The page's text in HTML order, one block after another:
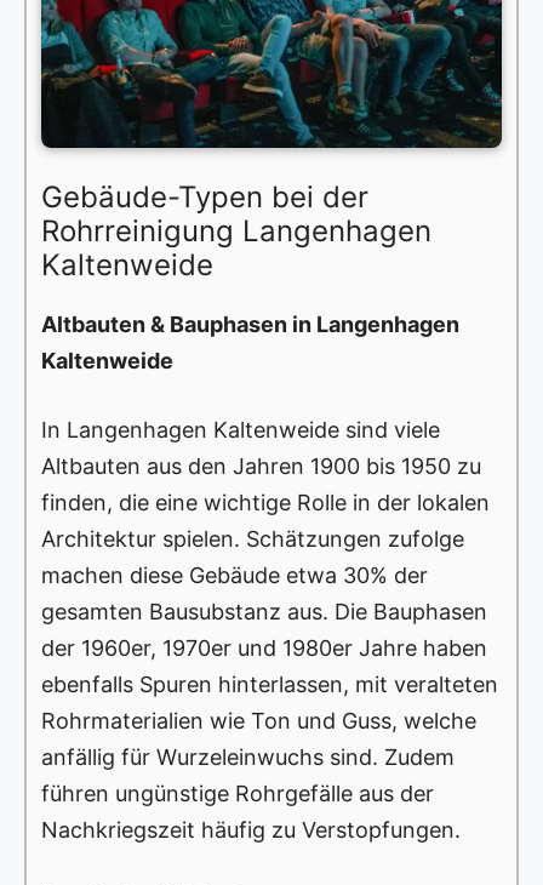
Gebäude-Typen bei der
Rohrreinigung Langenhagen
Kaltenweide
Altbauten & Bauphasen in Langenhagen
Kaltenweide
In Langenhagen Kaltenweide sind viele
Altbauten aus den Jahren 1900 bis 1950 zu
finden, die eine wichtige Rolle in der lokalen
Architektur spielen. Schätzungen zufolge
machen diese Gebäude etwa 30% der
gesamten Bausubstanz aus. Die Bauphasen
der 1960er, 1970er und 1980er Jahre haben
ebenfalls Spuren hinterlassen, mit veralteten
Rohrmaterialien wie Ton und Guss, welche
anfällig für Wurzeleinwuchs sind. Zudem
führen ungünstige Rohrgefälle aus der
Nachkriegszeit häufig zu Verstopfungen.